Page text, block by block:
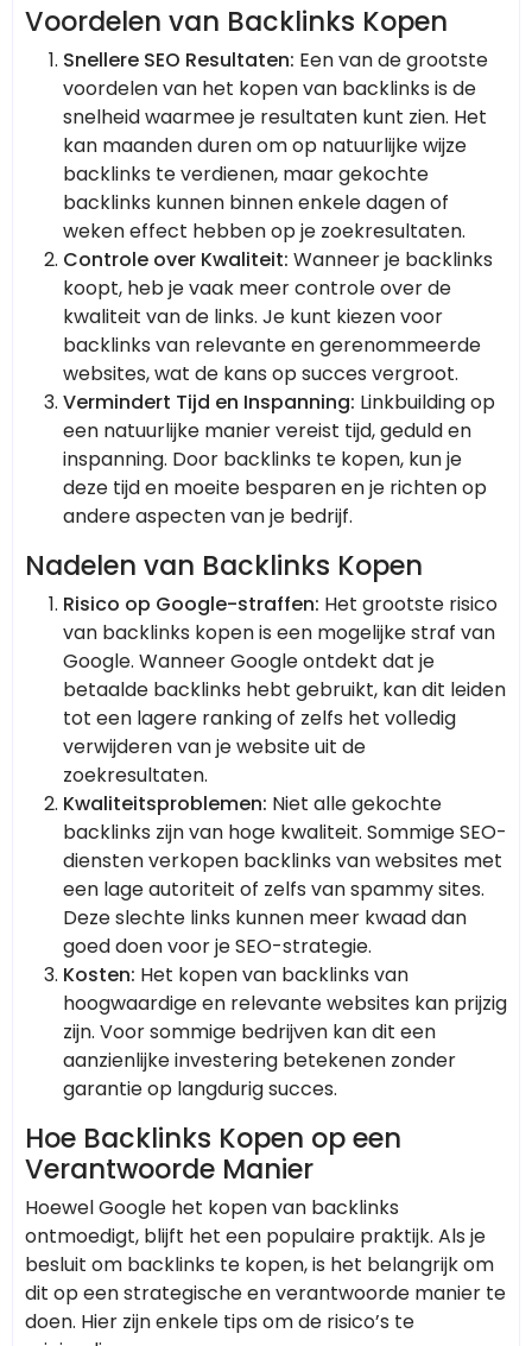
Voordelen van Backlinks Kopen
Snellere SEO Resultaten: Een van de grootste
voordelen van het kopen van backlinks is de
snelheid waarmee je resultaten kunt zien. Het
kan maanden duren om op natuurlijke wijze
backlinks te verdienen, maar gekochte
backlinks kunnen binnen enkele dagen of
weken effect hebben op je zoekresultaten.
Controle over Kwaliteit: Wanneer je backlinks
koopt, heb je vaak meer controle over de
kwaliteit van de links. Je kunt kiezen voor
backlinks van relevante en gerenommeerde
websites, wat de kans op succes vergroot.
Vermindert Tijd en Inspanning: Linkbuilding op
een natuurlijke manier vereist tijd, geduld en
inspanning. Door backlinks te kopen, kun je
deze tijd en moeite besparen en je richten op
andere aspecten van je bedrijf.
Nadelen van Backlinks Kopen
Risico op Google-straffen: Het grootste risico
van backlinks kopen is een mogelijke straf van
Google. Wanneer Google ontdekt dat je
betaalde backlinks hebt gebruikt, kan dit leiden
tot een lagere ranking of zelfs het volledig
verwijderen van je website uit de
zoekresultaten.
Kwaliteitsproblemen: Niet alle gekochte
backlinks zijn van hoge kwaliteit. Sommige SEO-
diensten verkopen backlinks van websites met
een lage autoriteit of zelfs van spammy sites.
Deze slechte links kunnen meer kwaad dan
goed doen voor je SEO-strategie.
Kosten: Het kopen van backlinks van
hoogwaardige en relevante websites kan prijzig
zijn. Voor sommige bedrijven kan dit een
aanzienlijke investering betekenen zonder
garantie op langdurig succes.
Hoe Backlinks Kopen op een
Verantwoorde Manier
Hoewel Google het kopen van backlinks
ontmoedigt, blijft het een populaire praktijk. Als je
besluit om backlinks te kopen, is het belangrijk om
dit op een strategische en verantwoorde manier te
doen. Hier zijn enkele tips om de risico’s te